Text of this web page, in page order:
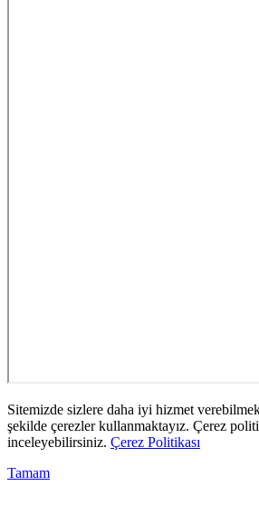
Sitemizde sizlere daha iyi hizmet
şekilde çerezler kullanmaktayız. Çerez
inceleyebilirsiniz. Çerez Politikası
Tamam